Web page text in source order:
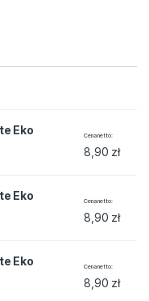
quantity
Eko
Cena netto
8,90 zł
quantity
Eko
Cena netto
8,90 zł
quantity
Eko
Cena netto
8,90 zł